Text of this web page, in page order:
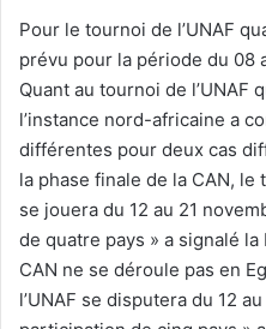
Pour le tournoi de l’UNAF
prévu pour la période du 08
Quant au tournoi de l’UNAF
l’instance nord-africaine a
différentes pour deux cas
la phase finale de la CAN, le
se jouera du 12 au 21
de quatre pays » a signalé la
CAN ne se déroule pas en
l’UNAF se disputera du 12